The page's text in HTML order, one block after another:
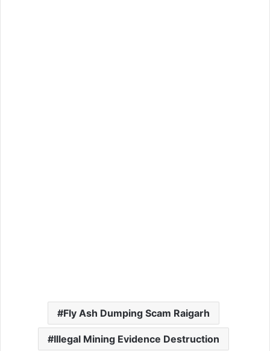
Fly Ash Dumping Scam Raigarh
Illegal Mining Evidence Destruction